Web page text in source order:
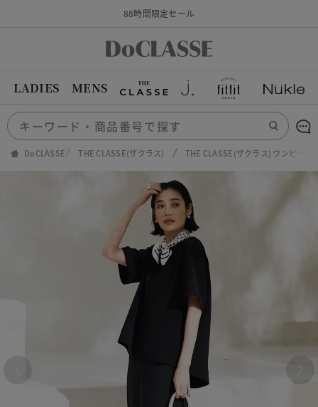
88時間限定セール
LADIES MENS
DoCLASSE THE CLASSE(ザクラス) THE CLASSE(ザクラス) ワンピース